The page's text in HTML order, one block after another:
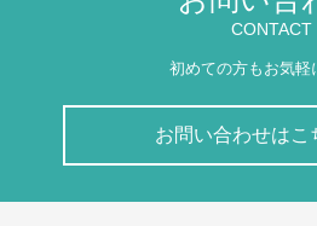
CONTACT
初めての方もお気軽
お問い合わせはこ